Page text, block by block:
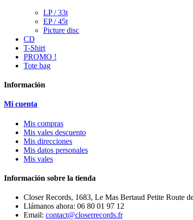
LP / 33t
EP / 45t
Picture disc
CD
T-Shirt
PROMO !
Tote bag
Información
Mi cuenta
Mis compras
Mis vales descuento
Mis direcciones
Mis datos personales
Mis vales
Información sobre la tienda
Closer Records, 1683, Le Mas Bertaud Petite Route
Llámanos ahora: 06 80 01 97 12
Email: contact@closerrecords.fr